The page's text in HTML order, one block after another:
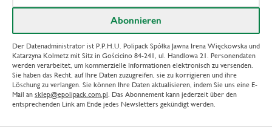
Der Datenadministrator ist P.P.H.U. Polipack Spółka Jawna Irena Więckowska und
Katarzyna Kolmetz mit Sitz in Gościcino 84-241, ul. Handlowa 21. Personendaten
werden verarbeitet, um kommerzielle Informationen elektronisch zu versenden.
Sie haben das Recht, auf Ihre Daten zuzugreifen, sie zu korrigieren und ihre
Löschung zu verlangen. Sie können Ihre Daten aktualisieren, indem Sie uns eine E-
Mail an sklep@epolipack.com.pl. Das Abonnement kann jederzeit über den
entsprechenden Link am Ende jedes Newsletters gekündigt werden.